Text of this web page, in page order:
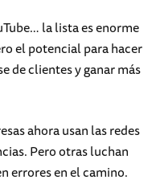
la lista es enorme
el potencial para hacer
de clientes y ganar más
ahora usan las redes
Pero otras luchan
errores en el camino.